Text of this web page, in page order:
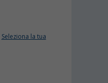
Seleziona la tua